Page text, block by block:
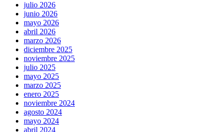
julio 2026
junio 2026
mayo 2026
abril 2026
marzo 2026
diciembre 2025
noviembre 2025
julio 2025
mayo 2025
marzo 2025
enero 2025
noviembre 2024
agosto 2024
mayo 2024
abril 2024